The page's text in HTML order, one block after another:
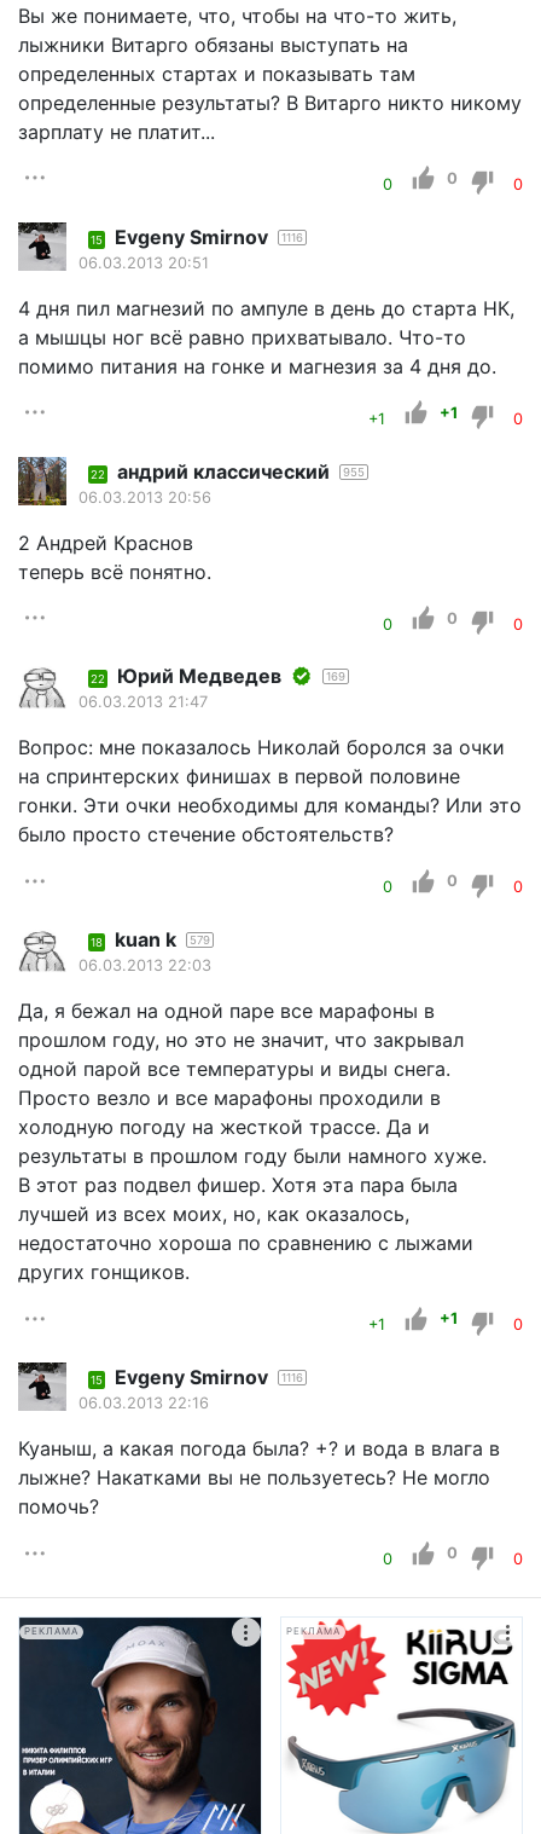
Вы же понимаете, что, чтобы на что-то жить,
лыжники Витарго обязаны выступать на
определенных стартах и показывать там
определенные результаты? В Витарго никто никому
зарплату не платит...
0 0 0
15 Evgeny Smirnov 1116
06.03.2013 20:51
4 дня пил магнезий по ампуле в день до старта НК,
а мышцы ног всё равно прихватывало. Что-то
помимо питания на гонке и магнезия за 4 дня до.
+1 +1 0
22 андрий классический 955
06.03.2013 20:56
2 Андрей Краснов
теперь всё понятно.
0 0 0
22 Юрий Медведев 169
06.03.2013 21:47
Вопрос: мне показалось Николай боролся за очки
на спринтерских финишах в первой половине
гонки. Эти очки необходимы для команды? Или это
было просто стечение обстоятельств?
0 0 0
18 kuan k 579
06.03.2013 22:03
Да, я бежал на одной паре все марафоны в
прошлом году, но это не значит, что закрывал
одной парой все температуры и виды снега.
Просто везло и все марафоны проходили в
холодную погоду на жесткой трассе. Да и
результаты в прошлом году были намного хуже.
В этот раз подвел фишер. Хотя эта пара была
лучшей из всех моих, но, как оказалось,
недостаточно хороша по сравнению с лыжами
других гонщиков.
+1 +1 0
15 Evgeny Smirnov 1116
06.03.2013 22:16
Куаныш, а какая погода была? +? и вода в влага в
лыжне? Накатками вы не пользуетесь? Не могло
помочь?
0 0 0
РЕКЛАМА РЕКЛАМА